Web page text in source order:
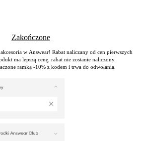
Zakończone
w Answear! Rabat naliczany od cen pierwszych
ma lepszą cenę, rabat nie zostanie naliczony.
ramką -10% z kodem i trwa do odwołania.